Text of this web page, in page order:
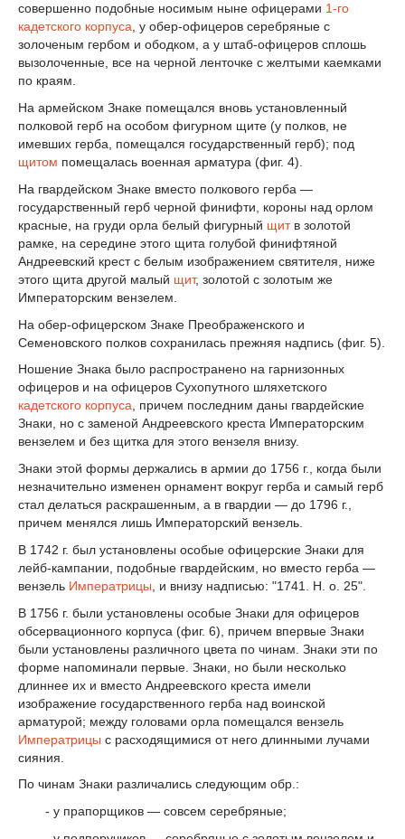
совершенно подобные носимым ныне офицерами 1-го
кадетского корпуса , у обер-офицеров серебряные с
золоченым гербом и ободком, а у штаб-офицеров сплошь
вызолоченные, все на черной ленточке с желтыми каемками
по краям.
На армейском Знаке помещался вновь установленный
полковой герб на особом фигурном щите (у полков, не
имевших герба, помещался государственный герб); под
щитом помещалась военная арматура (фиг. 4).
На гвардейском Знаке вместо полкового герба —
государственный герб черной финифти, короны над орлом
красные, на груди орла белый фигурный щитв золотой
рамке, на середине этого щита голубой финифтяной
Андреевский крест с белым изображением святителя, ниже
этого щита другой малый щит, золотой с золотым же
Императорским вензелем.
На обер-офицерском Знаке Преображенского и
Семеновского полков сохранилась прежняя надпись (фиг. 5).
Ношение Знака было распространено на гарнизонных
офицеров и на офицеров Сухопутного шляхетского
кадетского корпуса, причем последним даны гвардейские
Знаки, но с заменой Андреевского креста Императорским
вензелем и без щитка для этого вензеля внизу.
Знаки этой формы держались в армии до 1756 г., когда были
незначительно изменен орнамент вокруг герба и самый герб
стал делаться раскрашенным, а в гвардии — до 1796 г.,
причем менялся лишь Императорский вензель.
В 1742 г. был установлены особые офицерские Знаки для
лейб-кампании, подобные гвардейским, но вместо герба —
вензель Императрицы , и внизу надписью: "1741. Н. о. 25".
В 1756 г. были установлены особые Знаки для офицеров
обсервационного корпуса (фиг. 6), причем впервые Знаки
были установлены различного цвета по чинам. Знаки эти по
форме напоминали первые. Знаки, но были несколько
длиннее их и вместо Андреевского креста имели
изображение государственного герба над воинской
арматурой; между головами орла помещался вензель
Императрицы с расходящимися от него длинными лучами
сияния.
По чинам Знаки различались следующим обр.:
- у прапорщиков — совсем серебряные;